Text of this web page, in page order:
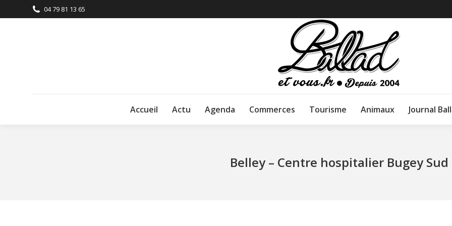
04 79 81 13 65
Accueil Actu Agenda Commerces Tourisme Animaux Journal
Belley – Centre hospitalier Bugey Sud